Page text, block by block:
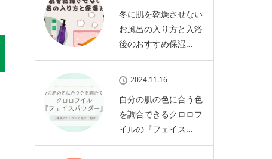
冬に肌を乾燥させない
お風呂の入り方と入浴
後のおすすめ保湿…
2024.11.16
自分の肌の色に合う色
を調合できるクロロフ
イルの『フェイス…